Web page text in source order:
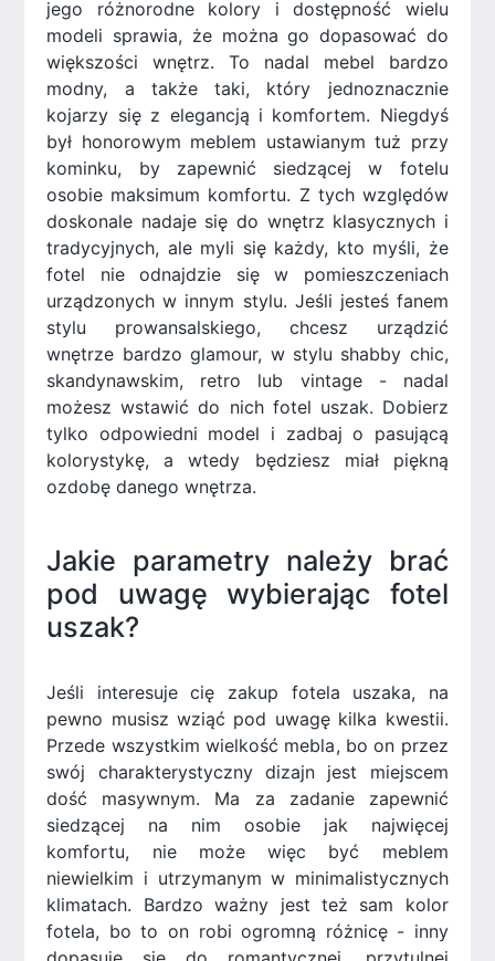
jego różnorodne kolory i dostępność wielu
modeli sprawia, że można go dopasować do
większości wnętrz. To nadal mebel bardzo
modny, a także taki, który jednoznacznie
kojarzy się z elegancją i komfortem. Niegdyś
był honorowym meblem ustawianym tuż przy
kominku, by zapewnić siedzącej w fotelu
osobie maksimum komfortu. Z tych względów
doskonale nadaje się do wnętrz klasycznych i
tradycyjnych, ale myli się każdy, kto myśli, że
fotel nie odnajdzie się w pomieszczeniach
urządzonych w innym stylu. Jeśli jesteś fanem
stylu prowansalskiego, chcesz urządzić
wnętrze bardzo glamour, w stylu shabby chic,
skandynawskim, retro lub vintage - nadal
możesz wstawić do nich fotel uszak. Dobierz
tylko odpowiedni model i zadbaj o pasującą
kolorystykę, a wtedy będziesz miał piękną
ozdobę danego wnętrza.
Jakie parametry należy brać
pod uwagę wybierając fotel
uszak?
Jeśli interesuje cię zakup fotela uszaka, na
pewno musisz wziąć pod uwagę kilka kwestii.
Przede wszystkim wielkość mebla, bo on przez
swój charakterystyczny dizajn jest miejscem
dość masywnym. Ma za zadanie zapewnić
siedzącej na nim osobie jak najwięcej
komfortu, nie może więc być meblem
niewielkim i utrzymanym w minimalistycznych
klimatach. Bardzo ważny jest też sam kolor
fotela, bo to on robi ogromną różnicę - inny